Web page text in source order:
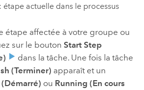
: étape actuelle dans le processus
étape affectée à votre groupe ou
sur le bouton Start Step
dans la tâche. Une fois la tâche
(Terminer) apparaît et un
ou Running (En cours